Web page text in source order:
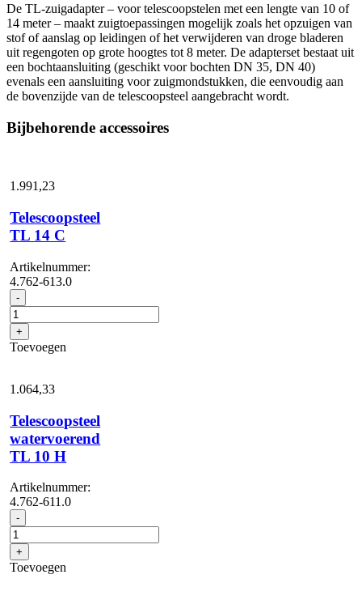
De TL-zuigadapter – voor telescoopstelen met een lengte van 10 of
14 meter – maakt zuigtoepassingen mogelijk zoals het opzuigen van
stof of aanslag op leidingen of het verwijderen van droge bladeren
uit regengoten op grote hoogtes tot 8 meter. De adapterset bestaat uit
een bochtaansluiting (geschikt voor bochten DN 35, DN 40)
evenals een aansluiting voor zuigmondstukken, die eenvoudig aan
de bovenzijde van de telescoopsteel aangebracht wordt.
Bijbehorende accessoires
1.991,23
Telescoopsteel
TL 14 C
Artikelnummer:
4.762-613.0
- Telescoopsteel
TL
14
C
aantal
+
Toevoegen
1.064,33
Telescoopsteel
watervoerend
TL 10 H
Artikelnummer:
4.762-611.0
- Telescoopsteel
watervoerend
TL
10
H
+
Toevoegen